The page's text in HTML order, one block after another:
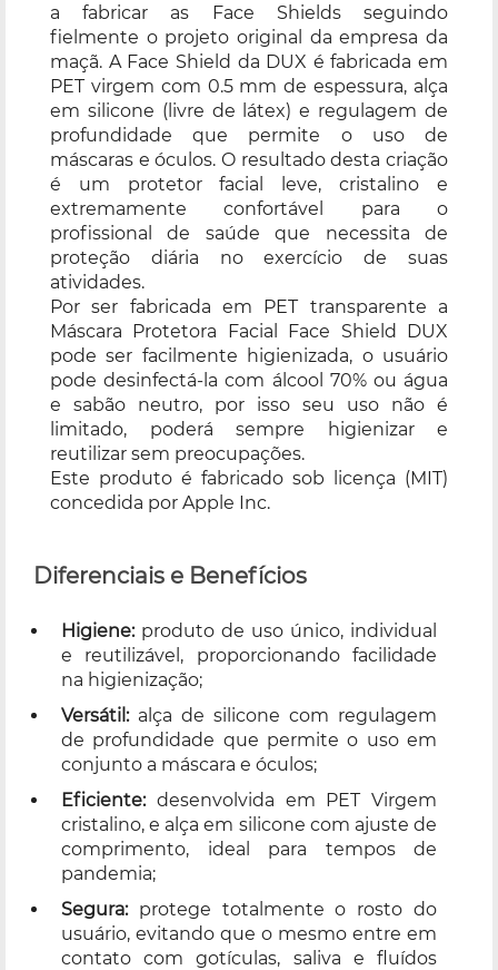
a fabricar as Face Shields seguindo
fielmente o projeto original da empresa da
maçã. A Face Shield da DUX é fabricada em
PET virgem com 0.5 mm de espessura, alça
em silicone (livre de látex) e regulagem de
profundidade que permite o uso de
máscaras e óculos. O resultado desta criação
é um protetor facial leve, cristalino e
extremamente confortável para o
profissional de saúde que necessita de
proteção diária no exercício de suas
atividades.
Por ser fabricada em PET transparente a
Máscara Protetora Facial Face Shield DUX
pode ser facilmente higienizada, o usuário
pode desinfectá-la com álcool 70% ou água
e sabão neutro, por isso seu uso não é
limitado, poderá sempre higienizar e
reutilizar sem preocupações.
Este produto é fabricado sob licença (MIT)
concedida por Apple Inc.
Diferenciais e Benefícios
Higiene:produto de uso único, individual
e reutilizável, proporcionando facilidade
na higienização;
Versátil:alça de silicone com regulagem
de profundidade que permite o uso em
conjunto a máscara e óculos;
Eficiente:desenvolvida em PET Virgem
cristalino, e alça em silicone com ajuste de
comprimento, ideal para tempos de
pandemia;
Segura:protege totalmente o rosto do
usuário, evitando que o mesmo entre em
contato com gotículas, saliva e fluídos